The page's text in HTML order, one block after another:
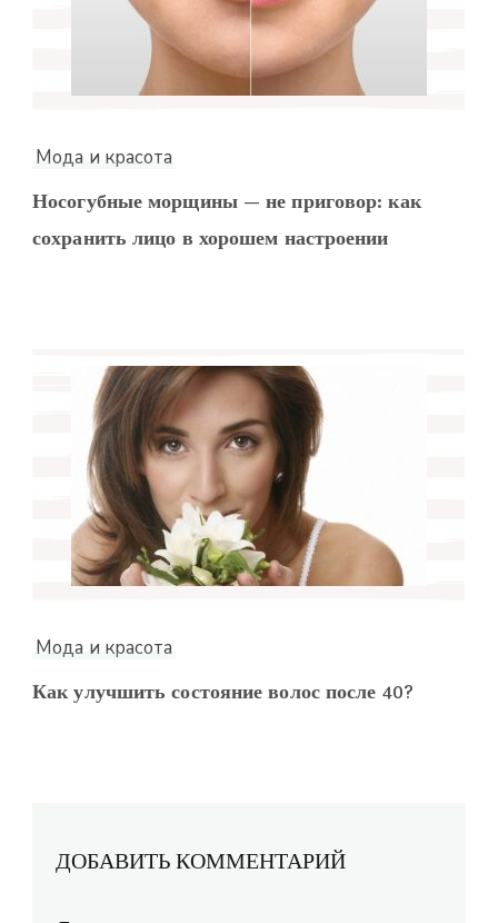
Мода и красота
Носогубные морщины — не приговор: как
сохранить лицо в хорошем настроении
Мода и красота
Как улучшить состояние волос после 40?
ДОБАВИТЬ КОММЕНТАРИЙ